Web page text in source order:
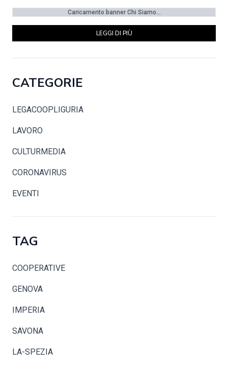
Caricamento banner Chi Siamo...
LEGGI DI PIÙ
CATEGORIE
LEGACOOPLIGURIA
LAVORO
CULTURMEDIA
CORONAVIRUS
EVENTI
TAG
COOPERATIVE
GENOVA
IMPERIA
SAVONA
LA-SPEZIA